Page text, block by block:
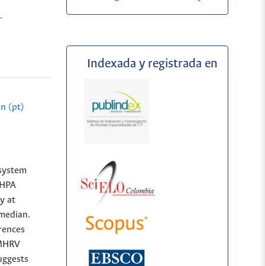
(pt)
at
Indexada y registrada en